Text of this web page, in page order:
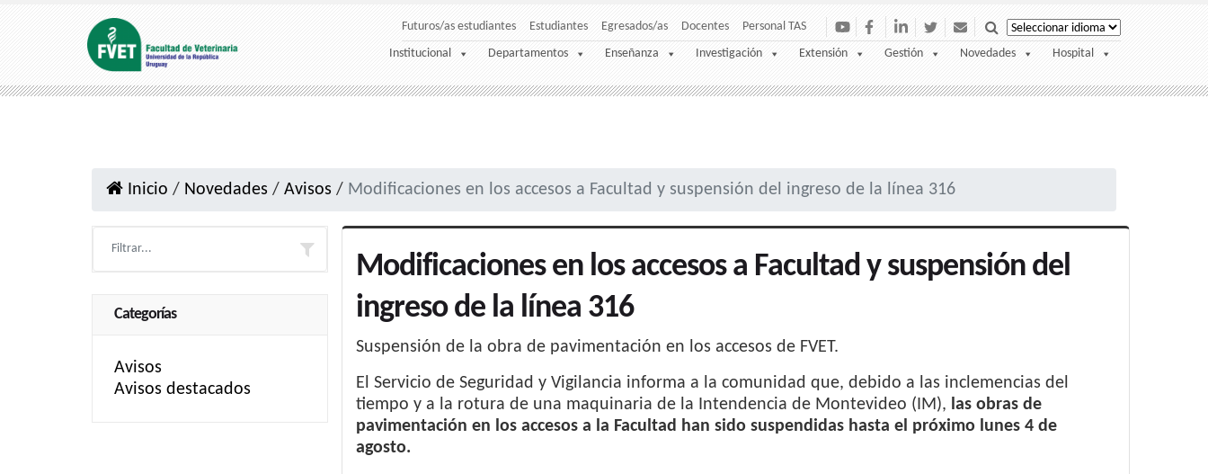
Futuros/as estudiantes Estudiantes Egresados/as Docentes Personal TAS
Institucional Departamentos Enseñanza Investigación Extensión Gestión Novedades Hospital
Inicio / Novedades / Avisos / Modificaciones en los accesos a Facultad y suspensión del ingreso de la línea 316
Categorías
Avisos
Avisos destacados
Modificaciones en los accesos a Facultad y suspensión del
ingreso de la línea 316
Suspensión de la obra de pavimentación en los accesos de FVET.
El Servicio de Seguridad y Vigilancia informa a la comunidad que, debido a las inclemencias del
tiempo y a la rotura de una maquinaria de la Intendencia de Montevideo (IM), las obras de
pavimentación en los accesos a la Facultad han sido suspendidas hasta el próximo lunes 4 de
agosto.